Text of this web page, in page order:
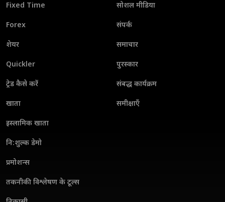
Fixed Time
Forex
शेयर
Quickler
ट्रेड कैसे करें
खाता
इस्लामिक खाता
नि:शुल्क डेमो
प्रमोशन्स
तकनीकी विश्लेषण के टूल्स
सोशल मीडिया
संपर्क
समाचार
पुरस्कार
संबद्ध कार्यक्रम
समीक्षाएँ